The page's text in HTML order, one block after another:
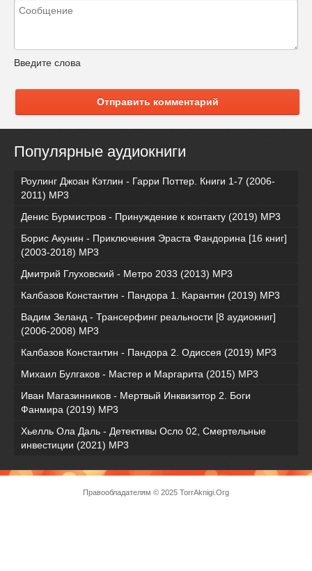
Введите слова
Отправить комментарий
Популярные аудиокниги
Роулинг Джоан Кэтлин - Гарри Поттер. Книги 1-7 (2006-
2011) MP3
Денис Бурмистров - Принуждение к контакту (2019) MP3
Борис Акунин - Приключения Эраста Фандорина [16 книг]
(2003-2018) МР3
Дмитрий Глуховский - Метро 2033 (2013) MP3
Калбазов Константин - Пандора 1. Карантин (2019) MP3
Вадим Зеланд - Трансерфинг реальности [8 аудиокниг]
(2006-2008) MP3
Калбазов Константин - Пандора 2. Одиссея (2019) MP3
Михаил Булгаков - Мастер и Маргарита (2015) MP3
Иван Магазинников - Мертвый Инквизитор 2. Боги
Фанмира (2019) MP3
Хьелль Ола Даль - Детективы Осло 02, Смертельные
инвестиции (2021) МР3
Правообладателям © 2025 TorrAknigi.Org